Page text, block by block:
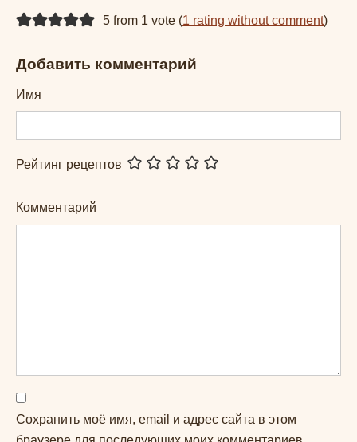
5 from 1 vote (1 rating without comment)
Добавить комментарий
Имя
Рейтинг рецептов
Комментарий
Сохранить моё имя, email и адрес сайта в этом